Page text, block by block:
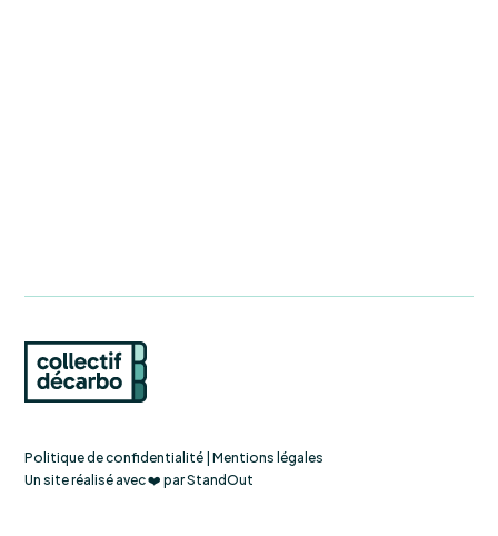
Politique de confidentialité |Mentions légales
Un site réalisé avec ❤️ parStandOut